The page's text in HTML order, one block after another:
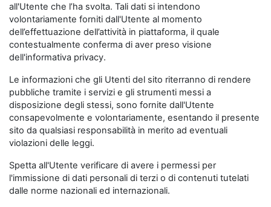
all'Utente che l’ha svolta. Tali dati si intendono
volontariamente forniti dall'Utente al momento
dell’effettuazione dell’attività in piattaforma, il quale
contestualmente conferma di aver preso visione
dell'informativa privacy.
Le informazioni che gli Utenti del sito riterranno di rendere
pubbliche tramite i servizi e gli strumenti messi a
disposizione degli stessi, sono fornite dall'Utente
consapevolmente e volontariamente, esentando il presente
sito da qualsiasi responsabilità in merito ad eventuali
violazioni delle leggi.
Spetta all'Utente verificare di avere i permessi per
l'immissione di dati personali di terzi o di contenuti tutelati
dalle norme nazionali ed internazionali.